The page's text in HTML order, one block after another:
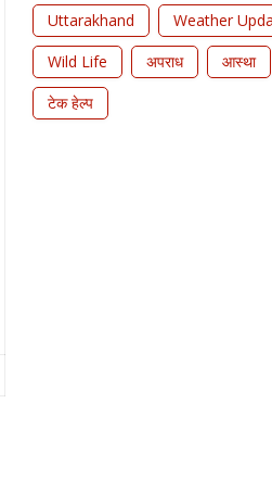
Uttarakhand
Weather
Wild Life
अपराध आस्था
टेक हेल्प